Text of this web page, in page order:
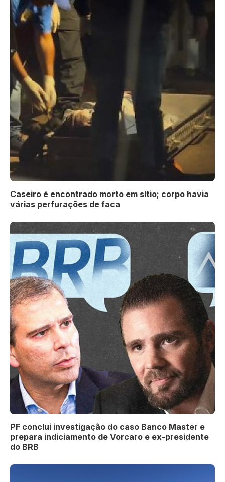
Caseiro é encontrado morto em sítio; corpo havia
várias perfurações de faca
PF conclui investigação do caso Banco Master e
prepara indiciamento de Vorcaro e ex-presidente
do BRB